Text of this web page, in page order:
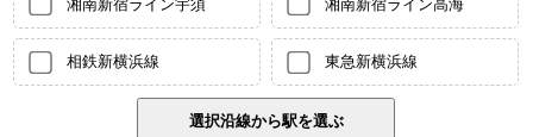
湘南新宿ライン宇須 湘南新宿ライン高海
相鉄新横浜線 東急新横浜線